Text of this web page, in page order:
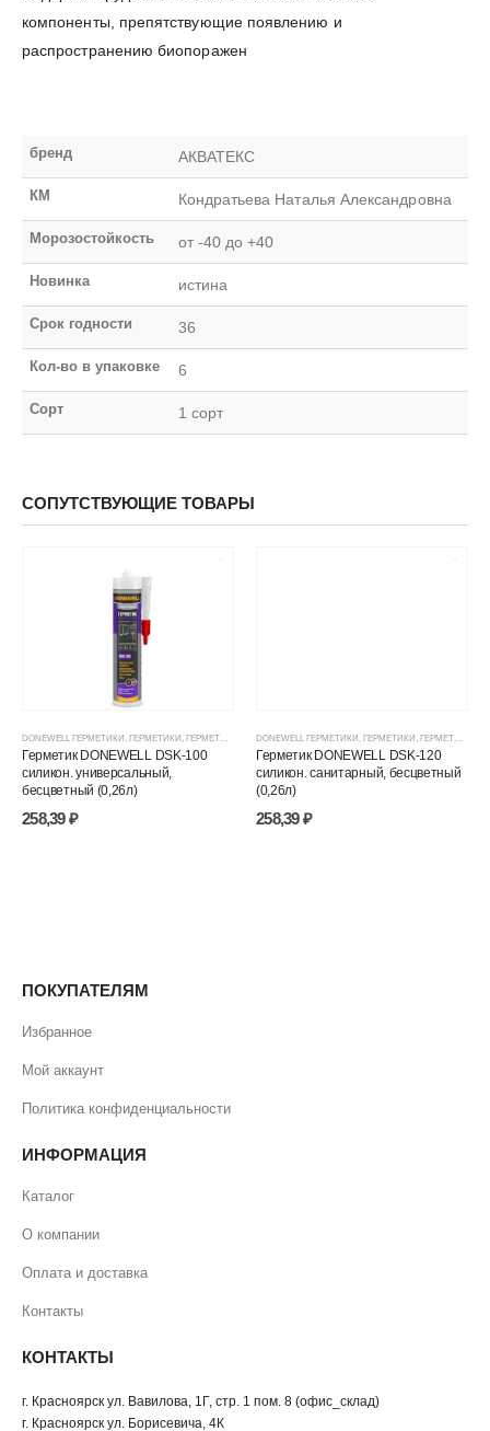
компоненты, препятствующие появлению и
распространению биопоражен
бренд АКВАТЕКС
КМ Кондратьева Наталья Александровна
Морозостойкость от -40 до +40
Новинка истина
Срок годности 36
Кол-во в упаковке 6
Сорт 1 сорт
СОПУТСТВУЮЩИЕ ТОВАРЫ
DONEWELL ГЕРМЕТИКИ, ГЕРМЕТИКИ, ГЕРМЕТИКИ СИЛИКОНОВЫЕ ,ГЕРМЕТИКИ, КЛЕИ, ПЕНЫ,ЦЕНОВЫЕ
Герметик DONEWELL DSK-100
силикон. универсальный,
бесцветный (0,26л)
258,39₽
DONEWELL ГЕРМЕТИКИ, ГЕРМЕТИКИ, ГЕРМЕТИКИ СИЛИКОНОВЫЕ
Герметик DONEWELL DSK-120
силикон. санитарный, бесцветный
(0,26л)
258,39₽
ПОКУПАТЕЛЯМ
Избранное
Мой аккаунт
Политика конфиденциальности
ИНФОРМАЦИЯ
Каталог
О компании
Оплата и доставка
Контакты
КОНТАКТЫ
г. Красноярск ул. Вавилова, 1Г, стр. 1 пом. 8 (офис_склад)
г. Красноярск ул. Борисевича, 4К